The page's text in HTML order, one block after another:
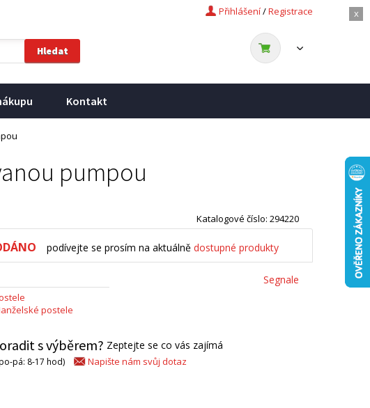
x
Registrace
/
Přihlášení
Kontakt
pumpou
Katalogové číslo: 294220
podívejte se prosím na aktuálně dostupné produkty
postele
Segnale
s výběrem? Zeptejte se co vás zajímá
pá: 8-17 hod) Napište nám svůj dotaz